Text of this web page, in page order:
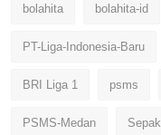
bolahita bolahita-id
PT-Liga-Indonesia-Baru
BRI Liga 1 psms
PSMS-Medan